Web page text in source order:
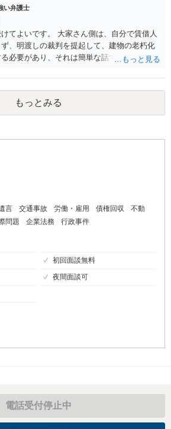
いている場合や、調停や訴訟が始まった場
頼をせずに交渉をすることもあるかと思い
い弁護士
てよいです。 大家さん側は、自分で賃借人
、明渡しの裁判を提起して、建物の老朽化
必要があり、それは簡単な話ではありませ
す。
もっとみる
言 交通事故 労働・雇用 債権回収
不動
問題 企業法務 行政事件
初回面談無料
夜間面談可
電話受付停止中